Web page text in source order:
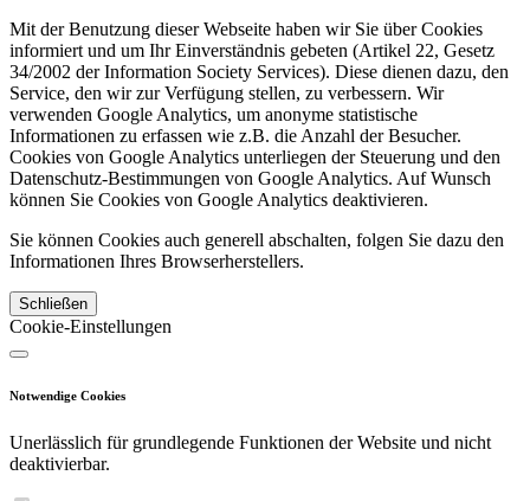
Mit der Benutzung dieser Webseite haben wir Sie über Cookies
informiert und um Ihr Einverständnis gebeten (Artikel 22, Gesetz
34/2002 der Information Society Services). Diese dienen dazu, den
Service, den wir zur Verfügung stellen, zu verbessern. Wir
verwenden Google Analytics, um anonyme statistische
Informationen zu erfassen wie z.B. die Anzahl der Besucher.
Cookies von Google Analytics unterliegen der Steuerung und den
Datenschutz-Bestimmungen von Google Analytics. Auf Wunsch
können Sie Cookies von Google Analytics deaktivieren.
Sie können Cookies auch generell abschalten, folgen Sie dazu den
Informationen Ihres Browserherstellers.
Schließen
Cookie-Einstellungen
Notwendige Cookies
Unerlässlich für grundlegende Funktionen der Website und nicht
deaktivierbar.